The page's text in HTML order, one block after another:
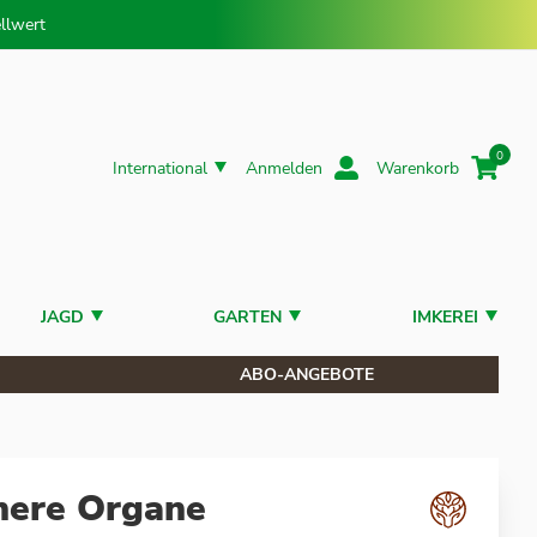
International Anmelden Warenkorb
0
JAGD GARTEN IMKEREI
ABO-ANGEBOTE
Organe